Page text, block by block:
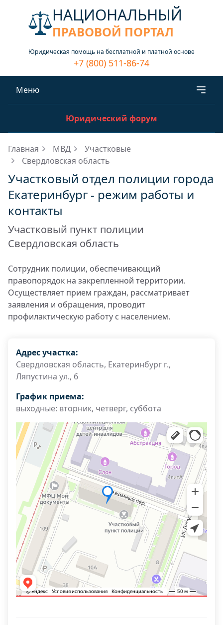
НАЦИОНАЛЬНЫЙ
ПРАВОВОЙ ПОРТАЛ
Юридическая помощь на бесплатной и платной основе
+7 (800) 511-86-74
Меню
Юридический форум
Главная МВД
Участковые
Свердловская область
Участковый отдел полиции города
Екатеринбург - режим работы и
контакты
Участковый пункт полиции
Свердловская область
Сотрудник полиции, обеспечивающий
правопорядок на закрепленной территории.
Осуществляет прием граждан, рассматривает
заявления и обращения, проводит
профилактическую работу с населением.
Адрес участка:
Свердловская область, Екатеринбург г.,
Ляпустина ул., 6
График приема:
выходные: вторник, четверг, суббота